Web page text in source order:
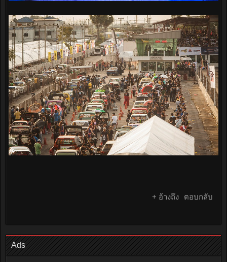
+ อ้างถึง ตอบกลับ
Ads